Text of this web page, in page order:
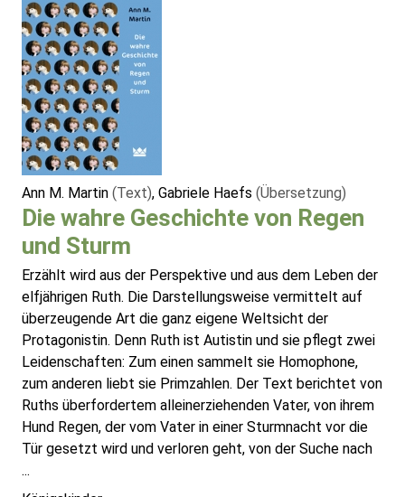
Ann M. Martin (Text), Gabriele Haefs (Übersetzung)
Die wahre Geschichte von Regen
und Sturm
Erzählt wird aus der Perspektive und aus dem Leben der
elfjährigen Ruth. Die Darstellungsweise vermittelt auf
überzeugende Art die ganz eigene Weltsicht der
Protagonistin. Denn Ruth ist Autistin und sie pflegt zwei
Leidenschaften: Zum einen sammelt sie Homophone,
zum anderen liebt sie Primzahlen. Der Text berichtet von
Ruths überfordertem alleinerziehenden Vater, von ihrem
Hund Regen, der vom Vater in einer Sturmnacht vor die
Tür gesetzt wird und verloren geht, von der Suche nach
...